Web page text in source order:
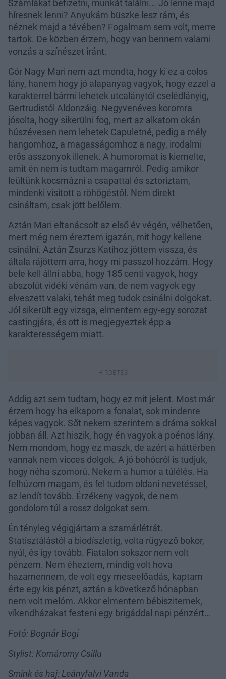
Számlákat befizetni, munkát találni... Jó lenne majd
híresnek lenni? Anyukám büszke lesz rám, és
néznek majd a tévében? Fogalmam sem volt, merre
tartok. De közben érzem, hogy van bennem valami
vonzás a színészet iránt.
Gór Nagy Mari nem azt mondta, hogy ki ez a colos
lány, hanem hogy jó alapanyag vagyok, hogy ezzel a
karakterrel bármi lehetek utcalánytól cselédlányig,
Gertrudistól Aldonzáig. Negyvenéves koromra
jósolta, hogy sikerülni fog, mert az alkatom okán
húszévesen nem lehetek Capuletné, pedig a mély
hangomhoz, a magasságomhoz a nagy, irodalmi
erős asszonyok illenek. A humoromat is kiemelte,
amit én nem is tudtam magamról. Pedig amikor
leültünk kocsmázni a csapattal és sztoriztam,
mindenki visított a röhögéstől. Nem direkt
csináltam, csak jött belőlem.
Aztán Mari eltanácsolt az első év végén, vélhetően,
mert még nem éreztem igazán, mit hogy kellene
csinálni. Aztán Zsurzs Katihoz jöttem vissza, és
általa rájöttem arra, hogy mi passzol hozzám. Hogy
bele kell állni abba, hogy 185 centi vagyok, hogy
abszolút vidéki vénám van, de nem vagyok egy
elveszett valaki, tehát meg tudok csinálni dolgokat.
Jól sikerült egy vizsga, elmentem egy-egy sorozat
castingjára, és ott is megjegyeztek épp a
karakterességem miatt.
Addig azt sem tudtam, hogy ez mit jelent. Most már
érzem hogy ha elkapom a fonalat, sok mindenre
képes vagyok. Sőt nekem szerintem a dráma sokkal
jobban áll. Azt hiszik, hogy én vagyok a poénos lány.
Nem mondom, hogy ez maszk, de azért a háttérben
vannak nem vicces dolgok. A jó bohócról is tudjuk,
hogy néha szomorú. Nekem a humor a túlélés. Ha
felhúzom magam, és fel tudom oldani nevetéssel,
az lendít tovább. Érzékeny vagyok, de nem
gondolom túl a rossz dolgokat sem.
Én tényleg végigjártam a szamárlétrát.
Statisztálástól a biodíszletig, volta rügyező bokor,
nyúl, és így tovább. Fiatalon sokszor nem volt
pénzem. Nem éheztem, mindig volt hova
hazamennem, de volt egy meseelőadás, kaptam
érte egy kis pénzt, aztán a következő hónapban
nem volt melóm. Akkor elmentem bébisziternek,
víkendházakat festeni egy brigáddal napi pénzért…
Fotó: Bognár Bogi
Stylist: Komáromy Csillu
Smink és haj: Leányfalvi Vanda